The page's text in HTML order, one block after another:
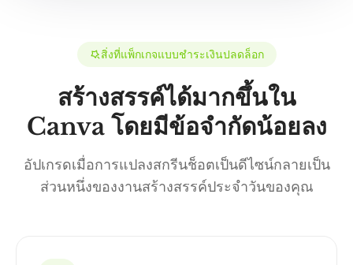
สิ่งที่แพ็กเกจแบบชำระเงินปลดล็อก
สร้างสรรค์ได้มากขึ้นใน
Canva โดยมีข้อจำกัดน้อยลง
อัปเกรดเมื่อการแปลงสกรีนช็อตเป็นดีไซน์กลายเป็น
ส่วนหนึ่งของงานสร้างสรรค์ประจำวันของคุณ